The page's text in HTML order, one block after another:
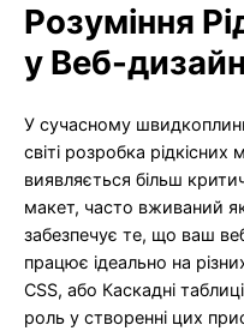
Розуміння
у Веб-
У сучасному
світі розробка рідкісних
виявляється більш
макет, часто вживаний
забезпечує те, що ваш
працює ідеально на
CSS, або Каскадні
роль у створенні цих